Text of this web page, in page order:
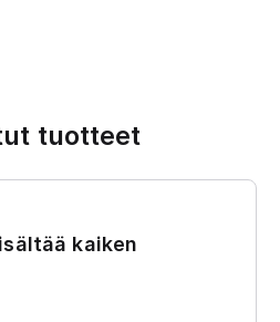
tuotteet
kaiken